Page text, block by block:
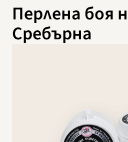
Перлена боя
Сребърна